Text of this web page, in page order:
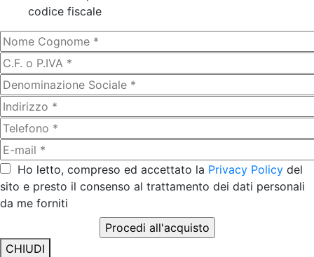
codice fiscale
Ho letto, compreso ed accettato la Privacy Policy del
sito e presto il consenso al trattamento dei dati personali
da me forniti
CHIUDI